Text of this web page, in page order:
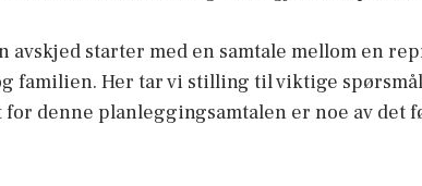
avskjed starter med en samtale mellom en
familien. Her tar vi stilling til viktige
denne planleggingsamtalen er noe av det